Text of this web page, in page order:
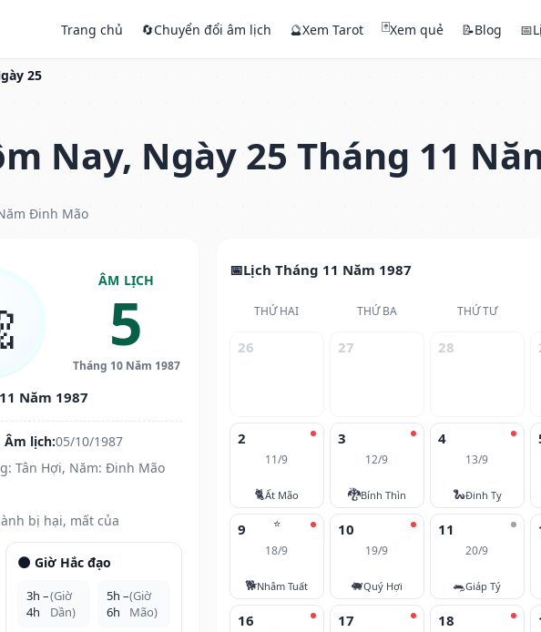
Trang chủ 🔄Chuyển đổi âm lịch 🔮Xem Tarot 🃏Xem quẻ 📝Blog 📅
25
Nay, Ngày 25 Tháng 11
Đinh Mão
ÂM LỊCH
5
Tháng 10 Năm 1987
Năm 1987
Âm lịch:05/10/1987
Tân Hợi, Năm: Đinh Mão
bị hại, mất của
🌑 Giờ Hắc đạo
3h –
4h
(Giờ
Dần)
5h –
6h
(Giờ
Mão)
Lịch Tháng 11 Năm 1987
THỨ HAI THỨ BA THỨ TƯ
26 27 28
2
11/9
🐈Ất Mão
3
12/9
🐉Bính Thìn
4
13/9
🐍Đinh Tỵ
⭐
9
18/9
🐕Nhâm Tuất
10
19/9
🐖Quý Hợi
11
20/9
🐀Giáp Tý
16 17 18